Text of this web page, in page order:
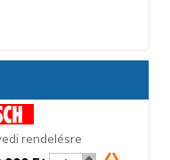
rendelésre